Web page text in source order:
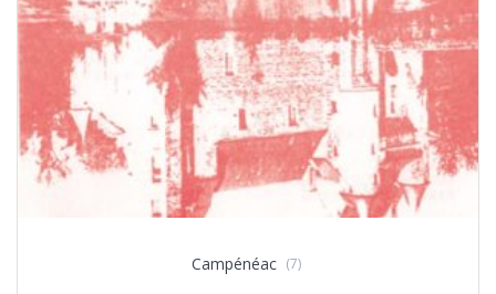
Campénéac (7)